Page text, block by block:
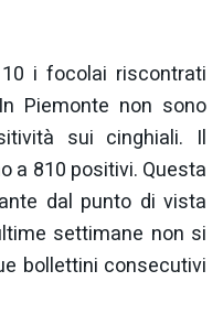
i focolai riscontrati
Piemonte non sono
sui cinghiali. Il
a 810 positivi. Questa
dal punto di vista
settimane non si
bollettini consecutivi